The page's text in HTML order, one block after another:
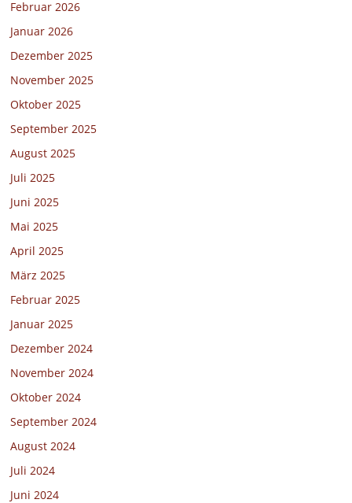
Februar 2026
Januar 2026
Dezember 2025
November 2025
Oktober 2025
September 2025
August 2025
Juli 2025
Juni 2025
Mai 2025
April 2025
März 2025
Februar 2025
Januar 2025
Dezember 2024
November 2024
Oktober 2024
September 2024
August 2024
Juli 2024
Juni 2024